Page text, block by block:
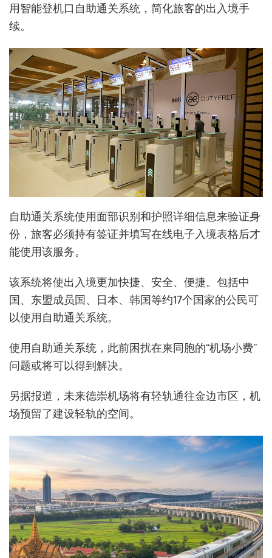
用智能登机口自助通关系统，简化旅客的出入境手
续。
自助通关系统使用面部识别和护照详细信息来验证身
份，旅客必须持有签证并填写在线电子入境表格后才
能使用该服务。
该系统将使出入境更加快捷、安全、便捷。包括中
国、东盟成员国、日本、韩国等约17个国家的公民可
以使用自助通关系统。
使用自助通关系统，此前困扰在柬同胞的“机场小费”
问题或将可以得到解决。
另据报道，未来德崇机场将有轻轨通往金边市区，机
场预留了建设轻轨的空间。